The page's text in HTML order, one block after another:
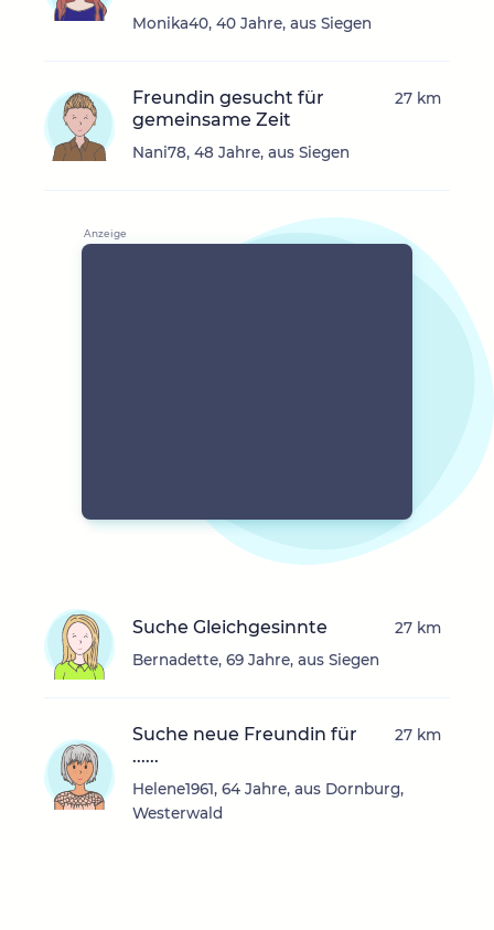
Monika40, 40 Jahre, aus Siegen
Freundin gesucht für
gemeinsame Zeit
Nani78, 48 Jahre, aus Siegen
27 km
Suche Gleichgesinnte
Bernadette, 69 Jahre, aus Siegen
27 km
Suche neue Freundin für
......
Helene1961, 64 Jahre, aus Dornburg,
Westerwald
27 km